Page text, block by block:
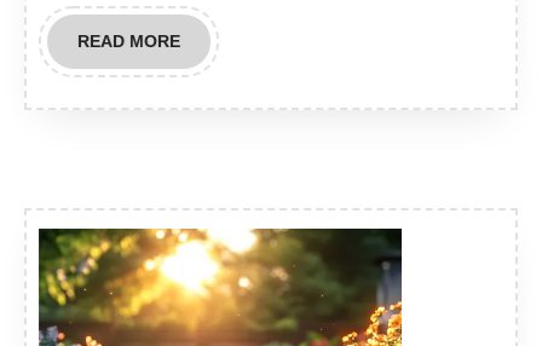
READ MOREREAD
MORE